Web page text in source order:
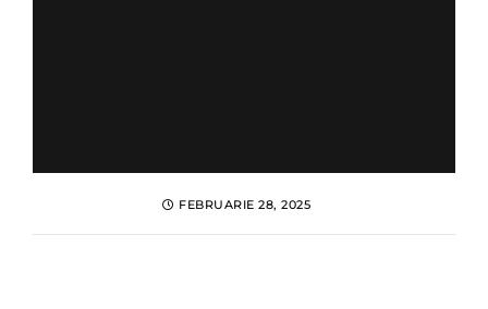
FEBRUARIE 28, 2025